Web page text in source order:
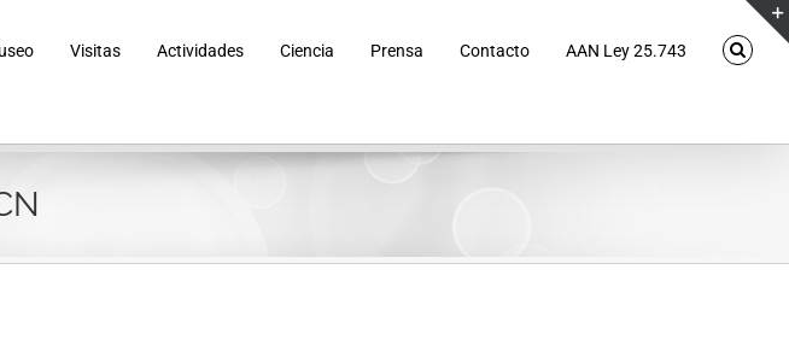
Visitas Actividades Ciencia Prensa Contacto AAN Ley 25.743